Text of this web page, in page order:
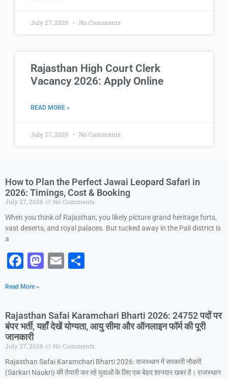
July 27, 2026 No Comments
Rajasthan High Court Clerk
Vacancy 2026: Apply Online
READ MORE »
July 27, 2026 No Comments
How to Plan the Perfect Jawai Leopard Safari in
2026: Timings, Cost & Booking
July 27, 2026
No Comments
When you think of Rajasthan, you likely picture grand heritage forts,
vast deserts, and royal palaces. But tucked away in the Pali district is
a
F
c
e
b
o
o
k
M
o
d
o
n
E
l
e
Read More »
Rajasthan Safai Karamchari Bharti 2026: 24752 पदों पर
बंपर भर्ती, यहाँ देखें योग्यता, आयु सीमा और ऑनलाइन फॉर्म की पूरी
जानकारी
July 27, 2026
No Comments
Rajasthan Safai Karamchari Bharti 2026: राजस्थान में सरकारी नौकरी
(Sarkari Naukri) की तैयारी कर रहे युवाओं के लिए एक बेहद शानदार खबर है। राजस्थान